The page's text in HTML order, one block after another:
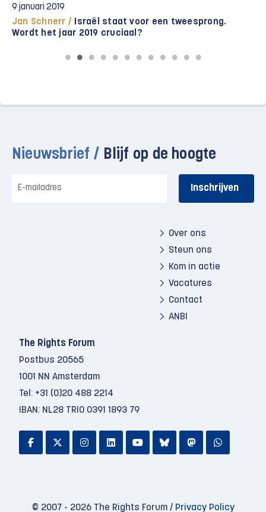
9 januari 2019
Jan Schnerr / Israël staat voor een tweesprong.
Wordt het jaar 2019 cruciaal?
Nieuwsbrief / Blijf op de hoogte
mailadres
Over ons
Steun ons
Kom in actie
Vacatures
Contact
ANBI
The Rights Forum
Postbus 20565
1001 NN Amsterdam
Tel: +31 (0)20 488 2214
IBAN: NL28 TRIO 0391 1893 79
© 2007 - 2026 The Rights Forum / Privacy Policy